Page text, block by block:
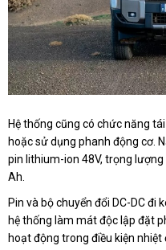
Hệ thống cũng có chức năng
hoặc sử dụng phanh động cơ.
pin lithium-ion 48V, trọng
Ah.
Pin và bộ chuyển đổi DC-DC đi
hệ thống làm mát độc lập đặt
hoạt động trong điều kiện